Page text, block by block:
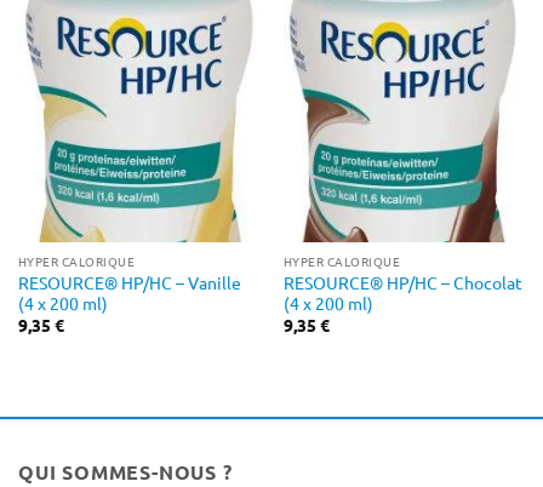
HYPER CALORIQUE
RESOURCE® HP/HC – Vanille
(4 x 200 ml)
9,35 €
HYPER CALORIQUE
RESOURCE® HP/HC – Chocolat
(4 x 200 ml)
9,35 €
QUI SOMMES-NOUS ?